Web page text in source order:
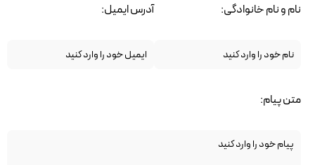
نام و نام خانوادگی: آدرس ایمیل:
متن پیام: